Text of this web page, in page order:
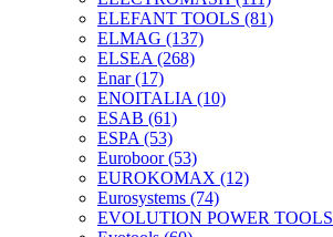
ELEFANT TOOLS (81)
ELMAG (137)
ELSEA (268)
Enar(17)
ENOITALIA (10)
ESAB (61)
ESPA (53)
Euroboor(53)
EUROKOMAX (12)
Eurosystems (74)
EVOLUTION POWER TOOLS